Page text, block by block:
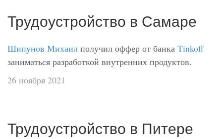
Трудоустройство в Самаре
Шипунов Михаил получил оффер от банка Tinkoff
заниматься разработкой внутренних продуктов.
26 ноября 2021
Трудоустройство в Питере